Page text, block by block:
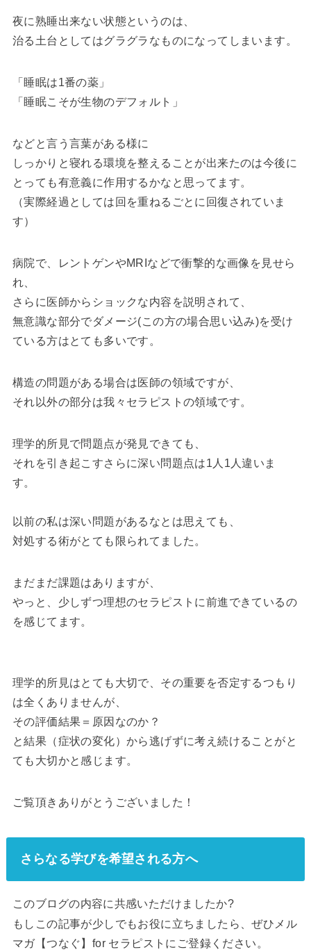
夜に熟睡出来ない状態というのは、
治る土台としてはグラグラなものになってしまいます。
「睡眠は1番の薬」
「睡眠こそが生物のデフォルト」
などと言う言葉がある様に
しっかりと寝れる環境を整えることが出来たのは今後に
とっても有意義に作用するかなと思ってます。
（実際経過としては回を重ねるごとに回復されていま
す）
病院で、レントゲンやMRIなどで衝撃的な画像を見せら
れ、
さらに医師からショックな内容を説明されて、
無意識な部分でダメージ(この方の場合思い込み)を受け
ている方はとても多いです。
構造の問題がある場合は医師の領域ですが、
それ以外の部分は我々セラピストの領域です。
理学的所見で問題点が発見できても、
それを引き起こすさらに深い問題点は1人1人違いま
す。
以前の私は深い問題があるなとは思えても、
対処する術がとても限られてました。
まだまだ課題はありますが、
やっと、少しずつ理想のセラピストに前進できているの
を感じてます。
理学的所見はとても大切で、その重要を否定するつもり
は全くありませんが、
その評価結果＝原因なのか？
と結果（症状の変化）から逃げずに考え続けることがと
ても大切かと感じます。
ご覧頂きありがとうございました！
さらなる学びを希望される方へ
このブログの内容に共感いただけましたか?
もしこの記事が少しでもお役に立ちましたら、ぜひメル
マガ【つなぐ】for セラピストにご登録ください。